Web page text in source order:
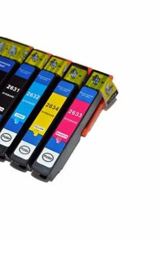
¡Imprimir!